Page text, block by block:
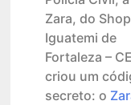
Zara, do
Iguatemi de
Fortaleza –
criou um
secreto: o